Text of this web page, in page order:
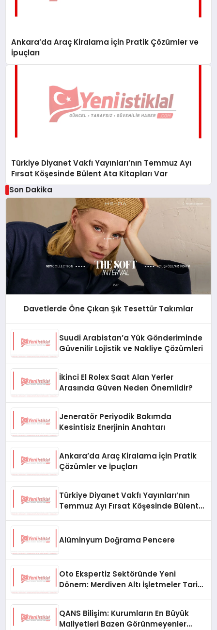
Ankara’da Araç Kiralama İçin Pratik Çözümler ve
İpuçları
Türkiye Diyanet Vakfı Yayınları’nın Temmuz Ayı
Fırsat Köşesinde Bülent Ata Kitapları Var
Son Dakika
Davetlerde Öne Çıkan Şık Tesettür Takımlar
Suudi Arabistan’a Yük Gönderiminde
Güvenilir Lojistik ve Nakliye Çözümleri
İkinci El Rolex Saat Alan Yerler
Arasında Güven Neden Önemlidir?
Jeneratör Periyodik Bakımda
Kesintisiz Enerjinin Anahtarı
Ankara’da Araç Kiralama İçin Pratik
Çözümler ve İpuçları
Türkiye Diyanet Vakfı Yayınları’nın
Temmuz Ayı Fırsat Köşesinde Bülent
Alüminyum Doğrama Pencere
Oto Ekspertiz Sektöründe Yeni
Dönem: Merdiven Altı İşletmeler Tarih
QANS Bilişim: Kurumların En Büyük
Maliyetleri Bazen Görünmeyenler